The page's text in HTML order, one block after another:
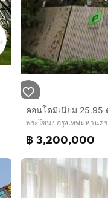
พระโขนง กรุงเทพมหานคร
฿ 3,200,000